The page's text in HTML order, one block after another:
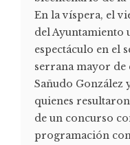
En la víspera, el
del Ayuntamiento
espectáculo en el
serrana mayor de
Sañudo González
quienes
de un concurso
programación